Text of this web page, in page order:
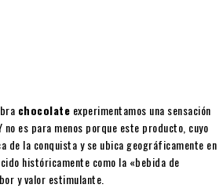
chocolate experimentamos una sensación
es para menos porque este producto, cuyo
de la conquista y se ubica geográficamente en
históricamente como la «bebida de
y valor estimulante.